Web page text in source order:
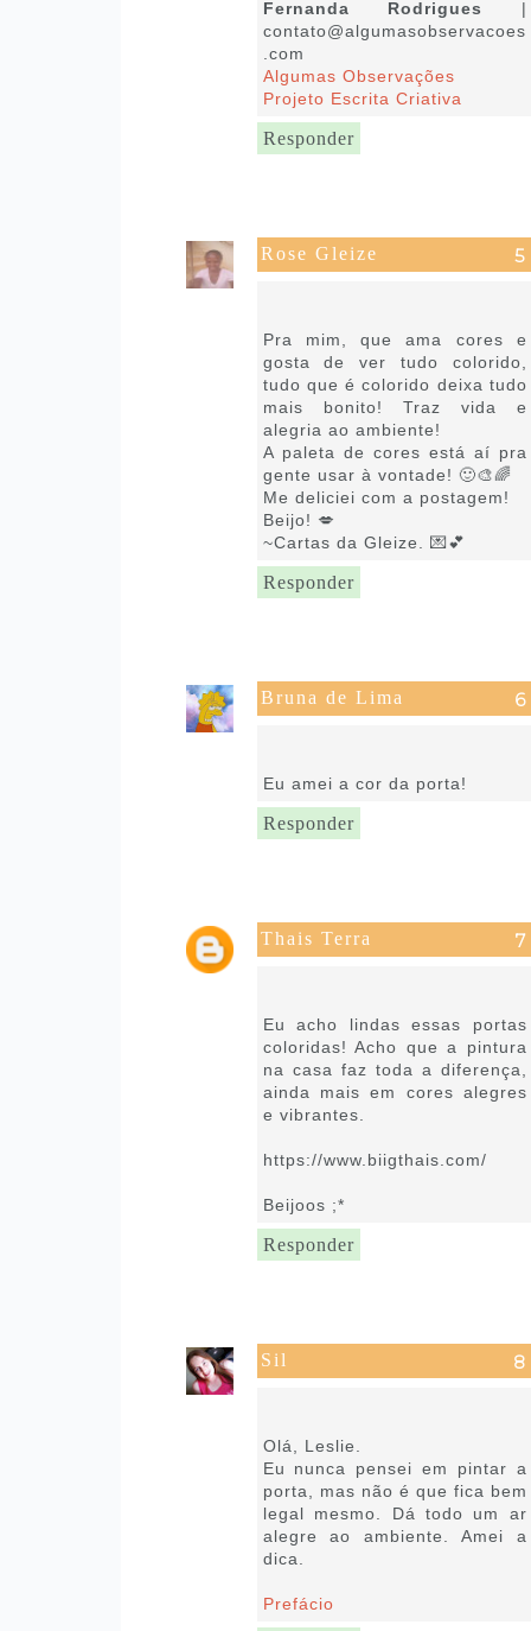
Fernanda Rodrigues
|
contato@algumasobservacoes
.com
Algumas Observações
Projeto Escrita Criativa
Responder
Rose Gleize
Pra mim, que ama cores e
gosta de ver tudo colorido,
tudo que é colorido deixa tudo
mais bonito! Traz vida e
alegria ao ambiente!
A paleta de cores está aí pra
gente usar à vontade! 🙂🎨🌈
Me deliciei com a postagem!
Beijo! 💋
~Cartas da Gleize. 💌💕
Responder
Bruna de Lima
Eu amei a cor da porta!
Responder
Thais Terra
Eu acho lindas essas portas
coloridas! Acho que a pintura
na casa faz toda a diferença,
ainda mais em cores alegres
e vibrantes.
https://www.biigthais.com/
Beijoos ;*
Responder
Sil
Olá, Leslie.
Eu nunca pensei em pintar a
porta, mas não é que fica bem
legal mesmo. Dá todo um ar
alegre ao ambiente. Amei a
dica.
Prefácio